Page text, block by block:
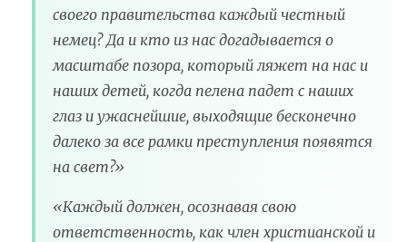
своего правительства каждый честный
немец? Да и кто из нас догадывается о
масштабе позора, который ляжет на нас и
наших детей, когда пелена падет с наших
глаз и ужаснейшие, выходящие бесконечно
далеко за все рамки преступления появятся
на свет?»
«Каждый должен, осознавая свою
ответственность, как член христианской и